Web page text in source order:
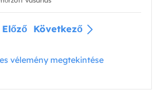
Előző Következő
vélemény megtekintése